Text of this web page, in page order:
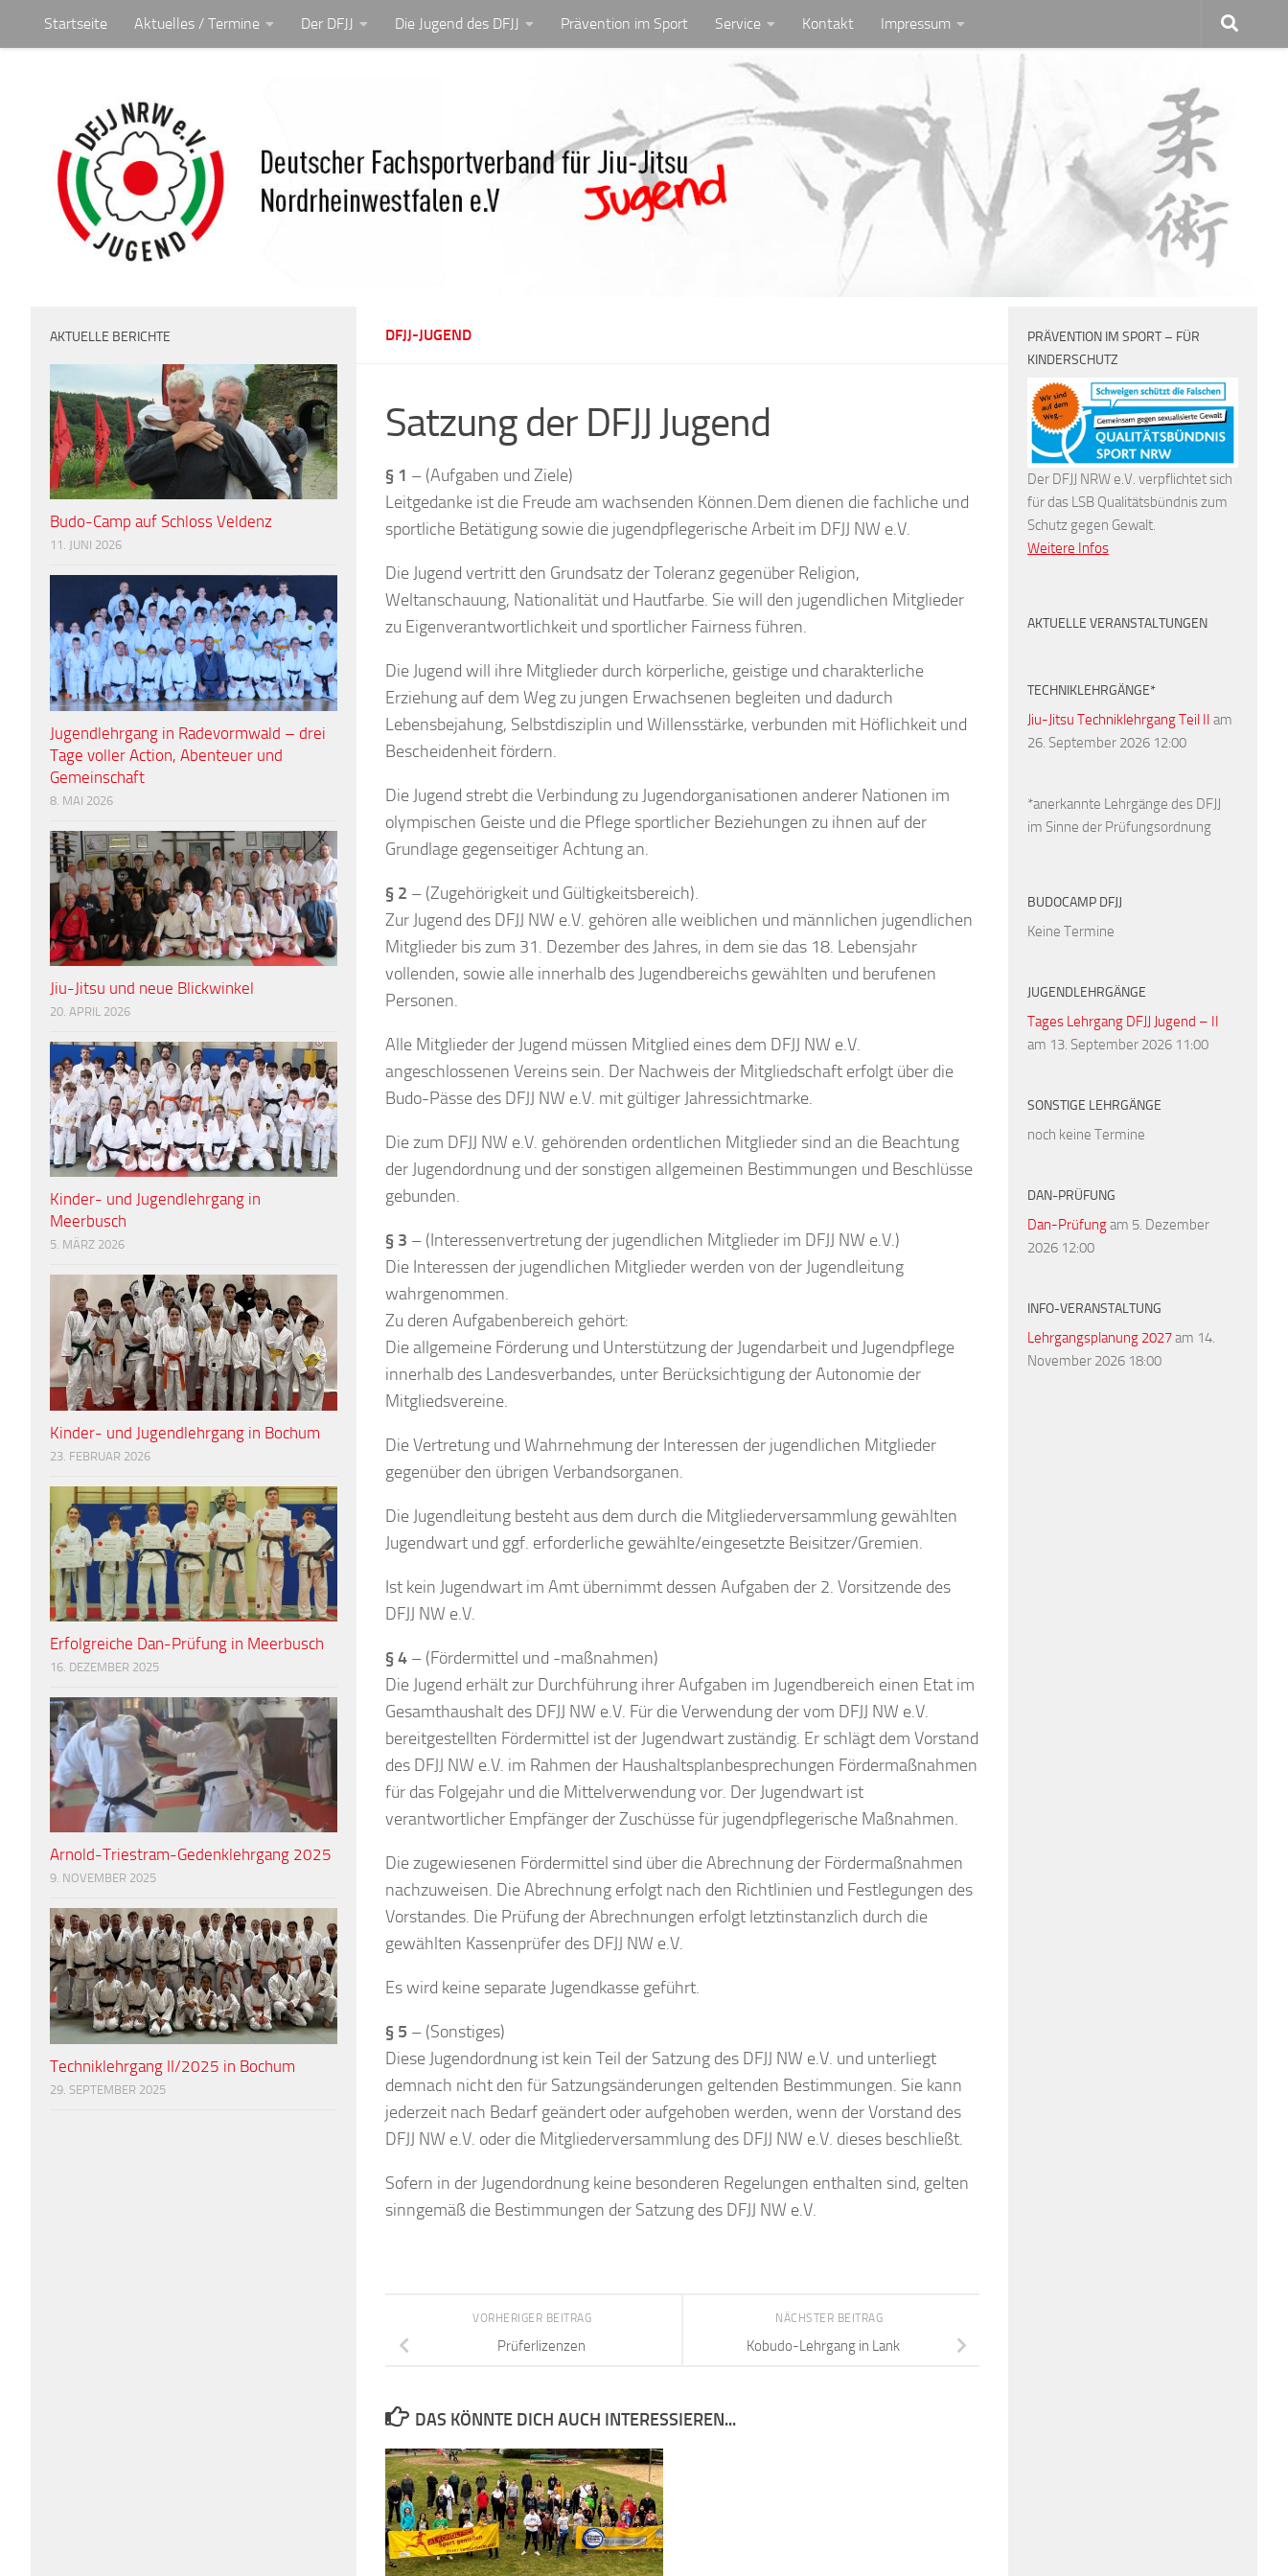
Unter dem Inhalt
Startseite Aktuelles / Termine Der DFJJ Die Jugend des DFJJ Prävention im Sport Service Kontakt Impressum
DFJJ-JUGEND
Satzung der DFJJ Jugend
§ 1 – (Aufgaben und Ziele)
Leitgedanke ist die Freude am wachsenden Können.Dem dienen die fachliche und
sportliche Betätigung sowie die jugendpflegerische Arbeit im DFJJ NW e.V.
Die Jugend vertritt den Grundsatz der Toleranz gegenüber Religion,
Weltanschauung, Nationalität und Hautfarbe. Sie will den jugendlichen Mitglieder
zu Eigenverantwortlichkeit und sportlicher Fairness führen.
Die Jugend will ihre Mitglieder durch körperliche, geistige und charakterliche
Erziehung auf dem Weg zu jungen Erwachsenen begleiten und dadurch
Lebensbejahung, Selbstdisziplin und Willensstärke, verbunden mit Höflichkeit und
Bescheidenheit fördern.
Die Jugend strebt die Verbindung zu Jugendorganisationen anderer Nationen im
olympischen Geiste und die Pflege sportlicher Beziehungen zu ihnen auf der
Grundlage gegenseitiger Achtung an.
§ 2 – (Zugehörigkeit und Gültigkeitsbereich).
Zur Jugend des DFJJ NW e.V. gehören alle weiblichen und männlichen jugendlichen
Mitglieder bis zum 31. Dezember des Jahres, in dem sie das 18. Lebensjahr
vollenden, sowie alle innerhalb des Jugendbereichs gewählten und berufenen
Personen.
Alle Mitglieder der Jugend müssen Mitglied eines dem DFJJ NW e.V.
angeschlossenen Vereins sein. Der Nachweis der Mitgliedschaft erfolgt über die
Budo-Pässe des DFJJ NW e.V. mit gültiger Jahressichtmarke.
Die zum DFJJ NW e.V. gehörenden ordentlichen Mitglieder sind an die Beachtung
der Jugendordnung und der sonstigen allgemeinen Bestimmungen und Beschlüsse
gebunden.
§ 3 – (Interessenvertretung der jugendlichen Mitglieder im DFJJ NW e.V.)
Die Interessen der jugendlichen Mitglieder werden von der Jugendleitung
wahrgenommen.
Zu deren Aufgabenbereich gehört:
Die allgemeine Förderung und Unterstützung der Jugendarbeit und Jugendpflege
innerhalb des Landesverbandes, unter Berücksichtigung der Autonomie der
Mitgliedsvereine.
Die Vertretung und Wahrnehmung der Interessen der jugendlichen Mitglieder
gegenüber den übrigen Verbandsorganen.
Die Jugendleitung besteht aus dem durch die Mitgliederversammlung gewählten
Jugendwart und ggf. erforderliche gewählte/eingesetzte Beisitzer/Gremien.
Ist kein Jugendwart im Amt übernimmt dessen Aufgaben der 2. Vorsitzende des
DFJJ NW e.V.
§ 4 – (Fördermittel und -maßnahmen)
Die Jugend erhält zur Durchführung ihrer Aufgaben im Jugendbereich einen Etat im
Gesamthaushalt des DFJJ NW e.V. Für die Verwendung der vom DFJJ NW e.V.
bereitgestellten Fördermittel ist der Jugendwart zuständig. Er schlägt dem Vorstand
des DFJJ NW e.V. im Rahmen der Haushaltsplanbesprechungen Fördermaßnahmen
für das Folgejahr und die Mittelverwendung vor. Der Jugendwart ist
verantwortlicher Empfänger der Zuschüsse für jugendpflegerische Maßnahmen.
Die zugewiesenen Fördermittel sind über die Abrechnung der Fördermaßnahmen
nachzuweisen. Die Abrechnung erfolgt nach den Richtlinien und Festlegungen des
Vorstandes. Die Prüfung der Abrechnungen erfolgt letztinstanzlich durch die
gewählten Kassenprüfer des DFJJ NW e.V.
Es wird keine separate Jugendkasse geführt.
§ 5 – (Sonstiges)
Diese Jugendordnung ist kein Teil der Satzung des DFJJ NW e.V. und unterliegt
demnach nicht den für Satzungsänderungen geltenden Bestimmungen. Sie kann
jederzeit nach Bedarf geändert oder aufgehoben werden, wenn der Vorstand des
DFJJ NW e.V. oder die Mitgliederversammlung des DFJJ NW e.V. dieses beschließt.
Sofern in der Jugendordnung keine besonderen Regelungen enthalten sind, gelten
sinngemäß die Bestimmungen der Satzung des DFJJ NW e.V.
NÄCHSTER BEITRAG
Kobudo-Lehrgang in Lank
VORHERIGER BEITRAG
Prüferlizenzen
DAS KÖNNTE DICH AUCH INTERESSIEREN...
AKTUELLE BERICHTE
Budo-Camp auf Schloss Veldenz
11. JUNI 2026
Jugendlehrgang in Radevormwald – drei
Tage voller Action, Abenteuer und
Gemeinschaft
8. MAI 2026
Jiu-Jitsu und neue Blickwinkel
20. APRIL 2026
Kinder- und Jugendlehrgang in
Meerbusch
5. MÄRZ 2026
Kinder- und Jugendlehrgang in Bochum
23. FEBRUAR 2026
Erfolgreiche Dan-Prüfung in Meerbusch
16. DEZEMBER 2025
Arnold-Triestram-Gedenklehrgang 2025
9. NOVEMBER 2025
Techniklehrgang II/2025 in Bochum
29. SEPTEMBER 2025
PRÄVENTION IM SPORT – FÜR
KINDERSCHUTZ
Der DFJJ NRW e.V. verpflichtet sich
für das LSB Qualitätsbündnis zum
Schutz gegen Gewalt.
Weitere Infos
AKTUELLE VERANSTALTUNGEN
TECHNIKLEHRGÄNGE*
Jiu-Jitsu Techniklehrgang Teil II am
26. September 2026 12:00
*anerkannte Lehrgänge des DFJJ
im Sinne der Prüfungsordnung
BUDOCAMP DFJJ
Keine Termine
JUGENDLEHRGÄNGE
Tages Lehrgang DFJJ Jugend – II
am 13. September 2026 11:00
SONSTIGE LEHRGÄNGE
noch keine Termine
DAN-PRÜFUNG
Dan-Prüfungam 5. Dezember
2026 12:00
INFO-VERANSTALTUNG
Lehrgangsplanung 2027am 14.
November 2026 18:00